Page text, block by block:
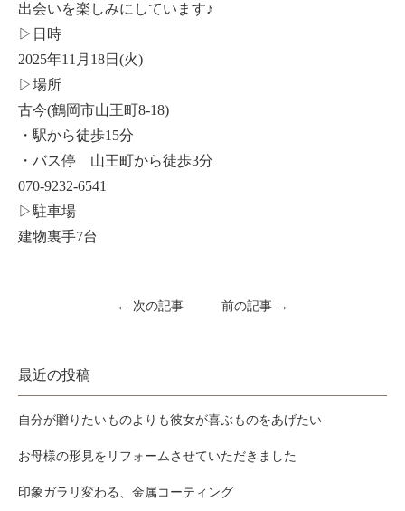
出会いを楽しみにしています♪
▷日時
2025年11月18日(火)
▷場所
古今(鶴岡市山王町8-18)
・駅から徒歩15分
・バス停 山王町から徒歩3分
070-9232-6541
▷駐車場
建物裏手7台
← 次の記事 前の記事 →
最近の投稿
自分が贈りたいものよりも彼女が喜ぶものをあげたい
お母様の形見をリフォームさせていただきました
印象ガラリ変わる、金属コーティング